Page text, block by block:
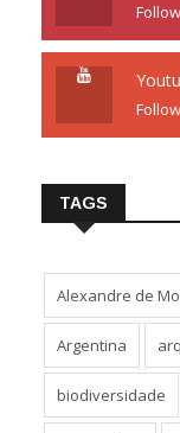
TAGS
Alexandre de
Argentina
biodiversidade